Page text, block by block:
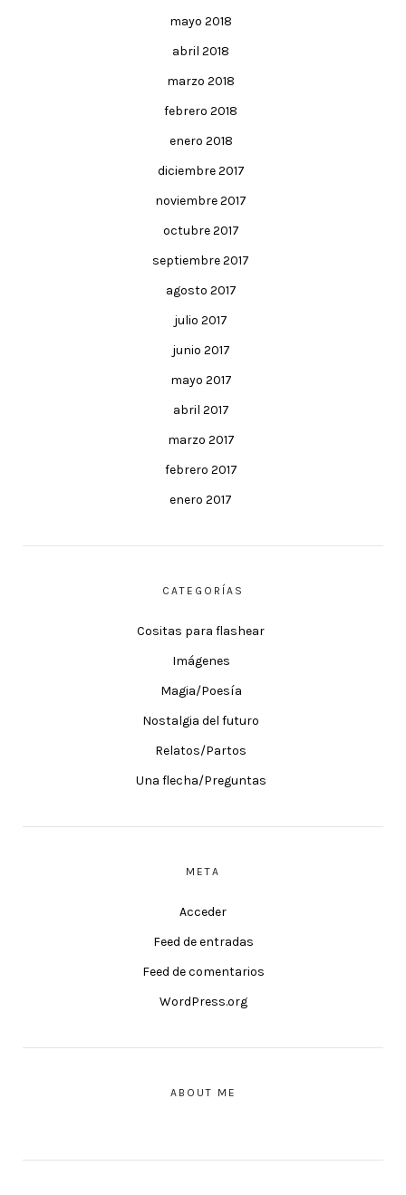
mayo 2018
abril 2018
marzo 2018
febrero 2018
enero 2018
diciembre 2017
noviembre 2017
octubre 2017
septiembre 2017
agosto 2017
julio 2017
junio 2017
mayo 2017
abril 2017
marzo 2017
febrero 2017
enero 2017
CATEGORÍAS
Cositas para flashear
Imágenes
Magia/Poesía
Nostalgia del futuro
Relatos/Partos
Una flecha/Preguntas
META
Acceder
Feed de entradas
Feed de comentarios
WordPress.org
ABOUT ME